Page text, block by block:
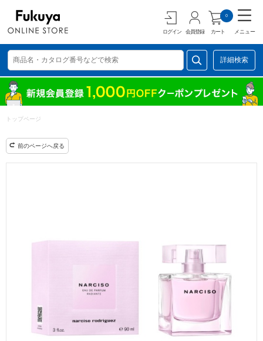
ログイン 会員登録 カート
0
メニュー
詳細検索
トップページ
前のページへ戻る